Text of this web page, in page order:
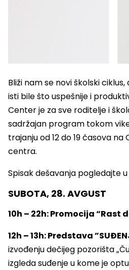
Bliži nam se novi školski
isti bile što uspešnije i
Center je za sve roditelje i
sadržajan program tokom
trajanju od 12 do 19 časova
centra.
Spisak dešavanja pogledajte
SUBOTA, 28. AVGUST
10h – 22h: Promocija “Rast
12h – 13h: Predstava
izvođenju dečijeg pozorišta
izgleda suđenje u kome je